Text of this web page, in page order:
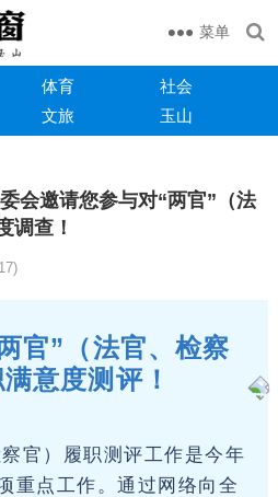
菜单
体育
社会
文旅 玉山
会邀请您参与对“两官”（法
调查！
官”（法官、检察
意度测评！
官）履职测评工作是今年
重点工作。通过网络向全